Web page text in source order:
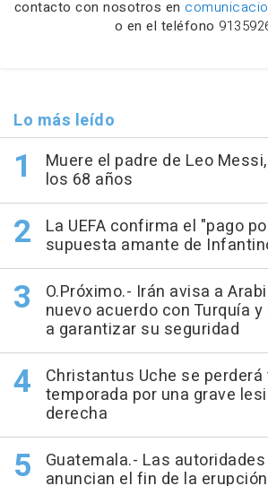
contacto con nosotros en
o en el teléfono
Lo más leído
Muere el padre de Leo
los 68 años
La UEFA confirma el "pago
supuesta amante de
O.Próximo.- Irán avisa a
nuevo acuerdo con Turquía
a garantizar su seguridad
Christantus Uche se perderá
temporada por una grave
derecha
Guatemala.- Las
anuncian el fin de la